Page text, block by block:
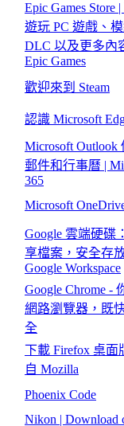
Epic Games Store
遊玩 PC 遊戲、模
DLC 以及更多
Epic Games
歡迎來到 Steam
認識 Microsoft
Microsoft Outlook
郵件和行事曆 |
365
Microsoft
Google 雲端硬碟
享檔案，安全存
Google Workspace
Google Chrome -
網路瀏覽器，既
全
下載 Firefox 桌
自 Mozilla
Phoenix Code
Nikon | Download